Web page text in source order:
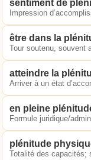
sentiment de
Impression
être dans la
Tour soutenu, souvent
atteindre la
Arriver à un état
en pleine
Formule juridique/
plénitude
Totalité des capacités;